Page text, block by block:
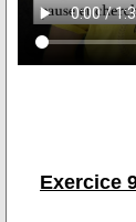
Exercice